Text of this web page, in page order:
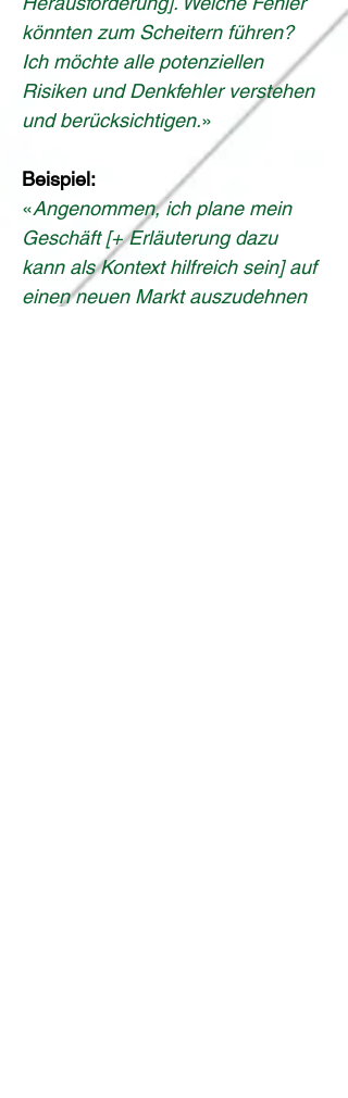
könnten zum Scheitern führen?
Ich möchte alle potenziellen
Risiken und Denkfehler verstehen
und berücksichtigen.»
Beispiel:
«Angenommen, ich plane mein
Geschäft [+ Erläuterung dazu
kann als Kontext hilfreich sein] auf
einen neuen Markt auszudehnen